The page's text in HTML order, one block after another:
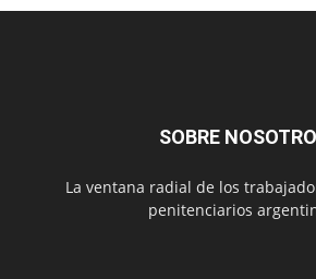
SOBRE
La ventana radial de los
penitenciarios